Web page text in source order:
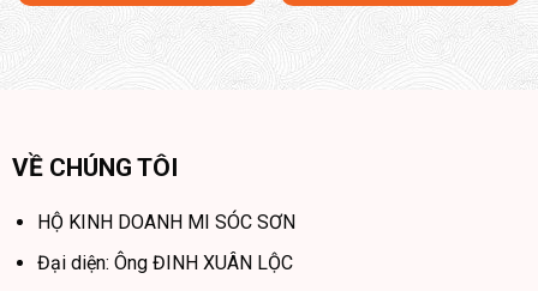
VỀ CHÚNG TÔI
HỘ KINH DOANH MI SÓC SƠN
Đại diện: Ông ĐINH XUÂN LỘC